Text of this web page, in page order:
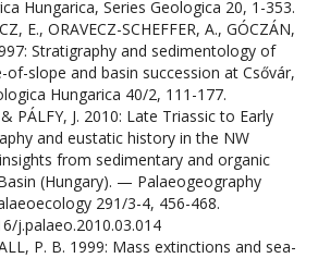
Hungarica, Series Geologica 20, 1-353.
E., ORAVECZ-SCHEFFER, A., GÓCZÁN,
Stratigraphy and sedimentology of
slope and basin succession at Csővár,
Hungarica 40/2, 111-177.
& PÁLFY, J. 2010: Late Triassic to Early
and eustatic history in the NW
from sedimentary and organic
(Hungary). — Palaeogeography
291/3-4, 456-468.
j.palaeo.2010.03.014
P. B. 1999: Mass extinctions and sea-